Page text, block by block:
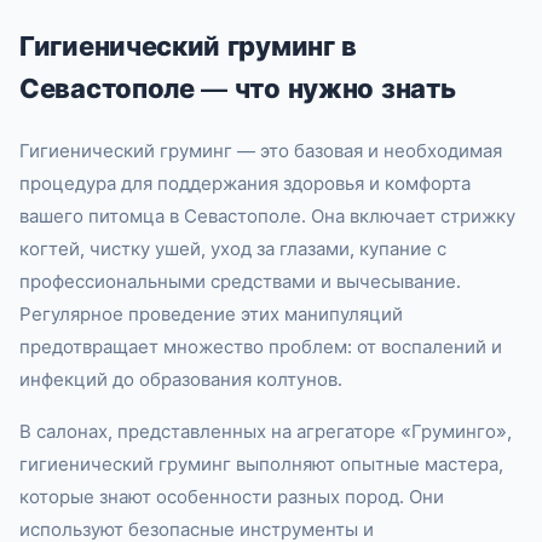
Гигиенический груминг в
Севастополе — что нужно знать
Гигиенический груминг — это базовая и необходимая
процедура для поддержания здоровья и комфорта
вашего питомца в Севастополе. Она включает стрижку
когтей, чистку ушей, уход за глазами, купание с
профессиональными средствами и вычесывание.
Регулярное проведение этих манипуляций
предотвращает множество проблем: от воспалений и
инфекций до образования колтунов.
В салонах, представленных на агрегаторе «Груминго»,
гигиенический груминг выполняют опытные мастера,
которые знают особенности разных пород. Они
используют безопасные инструменты и